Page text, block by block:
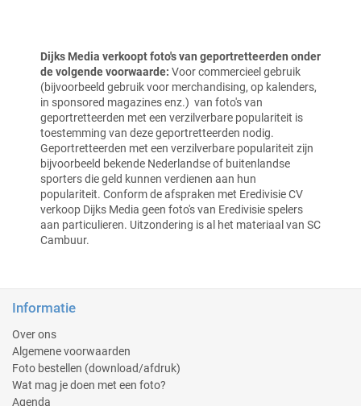
Dijks Media verkoopt foto's van geportretteerden onder
de volgende voorwaarde: Voor commercieel gebruik
(bijvoorbeeld gebruik voor merchandising, op kalenders,
in sponsored magazines enz.) van foto'svan
geportretteerden met een verzilverbare populariteit is
toestemming van deze geportretteerden nodig.
Geportretteerden met een verzilverbare populariteit zijn
bijvoorbeeld bekende Nederlandse of buitenlandse
sporters die geld kunnen verdienen aan hun
populariteit. Conform de afspraken met Eredivisie CV
verkoop Dijks Media geen foto's van Eredivisie spelers
aan particulieren. Uitzondering is al het materiaal van SC
Cambuur.
Informatie
Over ons
Algemene voorwaarden
Foto bestellen (download/afdruk)
Wat mag je doen met een foto?
Agenda